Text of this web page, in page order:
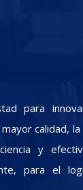
para
calidad,
y
para el